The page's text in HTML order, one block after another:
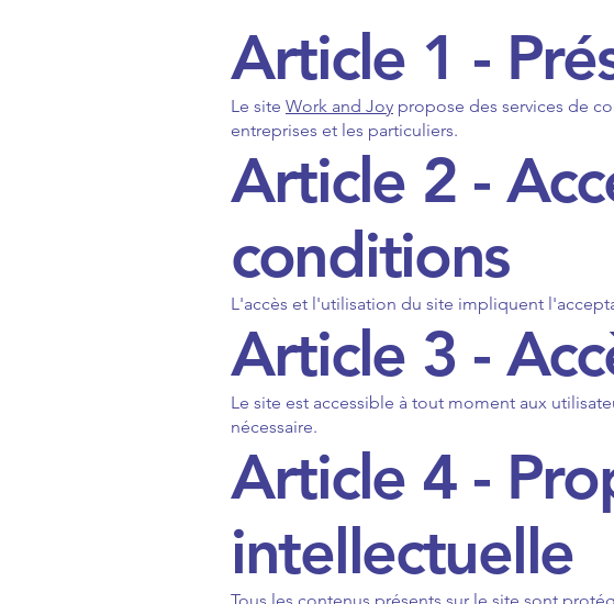
Article 1 -
Le site Work and Joy propose des services de
entreprises et les particuliers.
Article 2 -
conditions
L'accès et l'utilisation du site impliquent
Article 3 -
Le site est accessible à tout moment aux
nécessaire.
Article 4 -
intellectuelle